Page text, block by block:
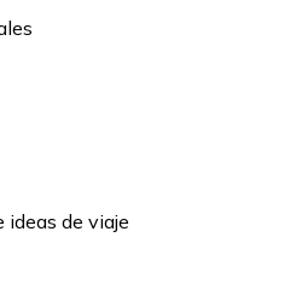
ideas de viaje